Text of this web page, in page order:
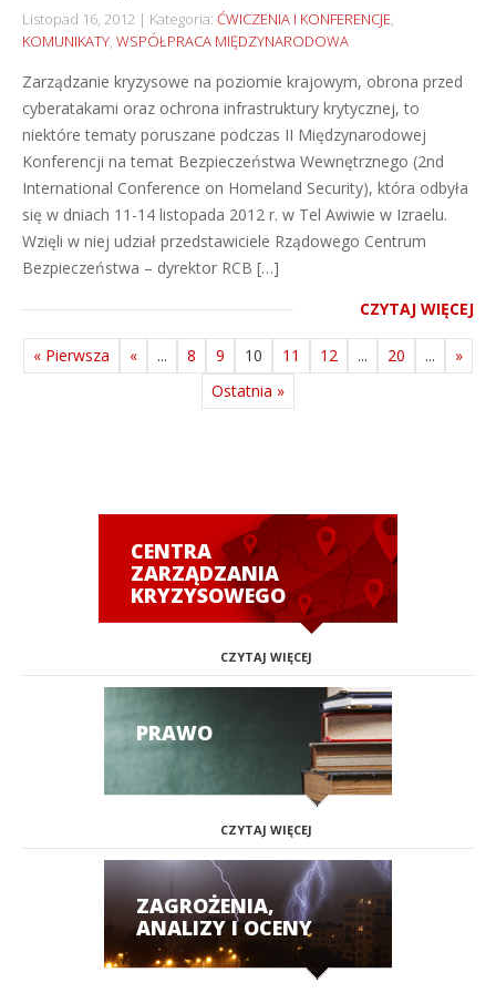
Listopad 16, 2012 Kategoria: ĆWICZENIA I KONFERENCJE,
KOMUNIKATY, WSPÓŁPRACA MIĘDZYNARODOWA
Zarządzanie kryzysowe na poziomie krajowym, obrona przed
cyberatakami oraz ochrona infrastruktury krytycznej, to
niektóre tematy poruszane podczas II Międzynarodowej
Konferencji na temat Bezpieczeństwa Wewnętrznego (2nd
International Conference on Homeland Security), która odbyła
się w dniach 11-14 listopada 2012 r. w Tel Awiwie w Izraelu.
Wzięli w niej udział przedstawiciele Rządowego Centrum
Bezpieczeństwa – dyrektor RCB […]
CZYTAJ WIĘCEJ
« Pierwsza « ... 8 9 10 11 12 ... 20 ...
»
Ostatnia »
CENTRA
ZARZĄDZANIA
KRYZYSOWEGO
CZYTAJ WIĘCEJ
PRAWO
CZYTAJ WIĘCEJ
ZAGROŻENIA,
ANALIZY I OCENY